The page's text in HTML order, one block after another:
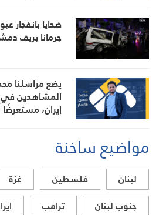
ضحايا بانفجار
جرمانا بريف
يضع مراسلنا
المشاهدين في
إيران،
الصلة بالشأنينمواضيع ساخنة
لبنان فلسطين غزة
جنوب لبنان
ترامب